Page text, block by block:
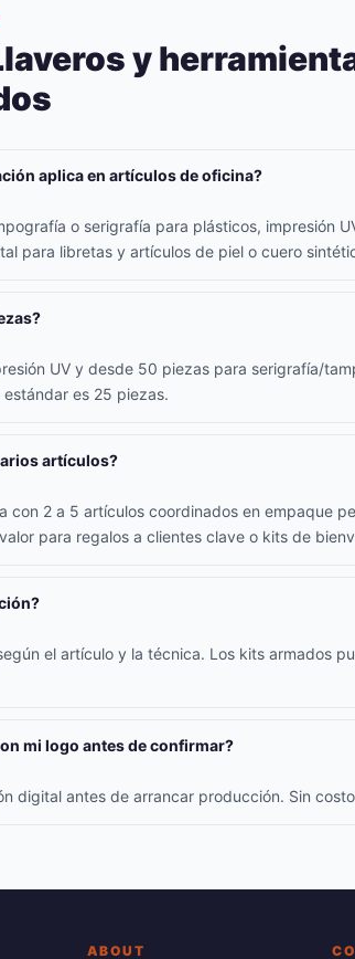
y
aplica en artículos de oficina?
o serigrafía para plásticos, impresión
para libretas y artículos de piel o cuero
UV y desde 50 piezas para serigrafía/
es 25 piezas.
artículos?
con 2 a 5 artículos coordinados en empaque
para regalos a clientes clave o kits de
el artículo y la técnica. Los kits armados
mi logo antes de confirmar?
digital antes de arrancar producción. Sin
ABOUT